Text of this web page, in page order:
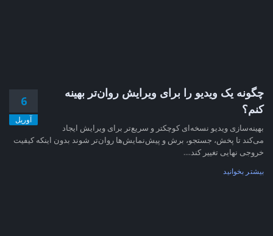
6
آوریل
چگونه یک ویدیو را برای ویرایش روان‌تر بهینه
کنم؟
بهینه‌سازی ویدیو نسخه‌ای کوچکتر و سریع‌تر برای ویرایش ایجاد
می‌کند تا پخش، جستجو، برش و پیش‌نمایش‌ها روان‌تر شوند بدون اینکه کیفیت
خروجی نهایی تغییر کند....
بیشتر بخوانید